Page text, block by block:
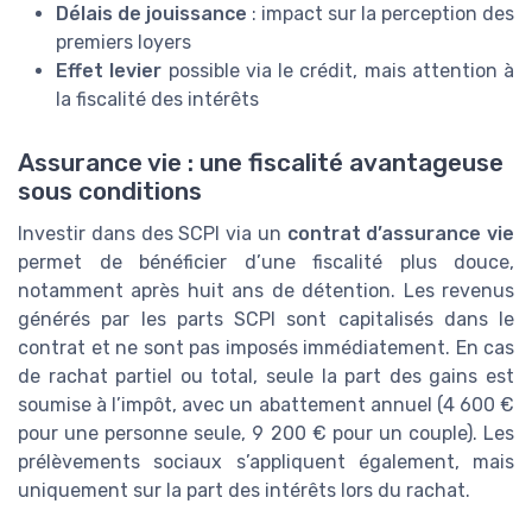
Délais de jouissance : impact sur la perception des
premiers loyers
Effet levier possible via le crédit, mais attention à
la fiscalité des intérêts
Assurance vie : une fiscalité avantageuse
sous conditions
Investir dans des SCPI via un contrat d’assurance vie
permet de bénéficier d’une fiscalité plus douce,
notamment après huit ans de détention. Les revenus
générés par les parts SCPI sont capitalisés dans le
contrat et ne sont pas imposés immédiatement. En cas
de rachat partiel ou total, seule la part des gains est
soumise à l’impôt, avec un abattement annuel (4 600 €
pour une personne seule, 9 200 € pour un couple). Les
prélèvements sociaux s’appliquent également, mais
uniquement sur la part des intérêts lors du rachat.